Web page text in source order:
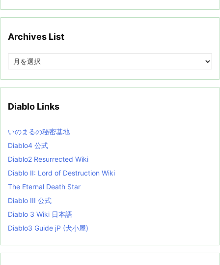
Archives List
e
i
s
t
Diablo Links
いのまるの秘密基地
Diablo4 公式
Diablo2 Resurrected Wiki
Diablo II: Lord of Destruction Wiki
The Eternal Death Star
Diablo III 公式
Diablo 3 Wiki 日本語
Diablo3 Guide jP (犬小屋)